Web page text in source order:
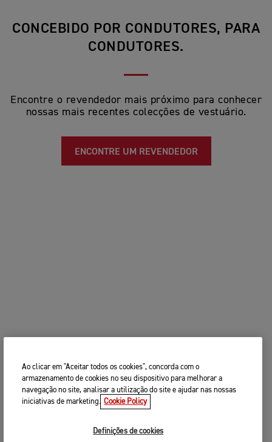
CONCEBIDO POR CONDUTORES, PARA
CONDUTORES.
Encontre o revendedor mais próximo para conhecer
nossas mais recentes colecções de vestuário.
ENCONTRE UM REVENDEDOR
Ao clicar em "Aceitar todos os cookies", concorda com o
armazenamento de cookies no seu dispositivo para melhorar a
navegação no site, analisar a utilização do site e ajudar nas nossas
iniciativas de marketing. Cookie Policy
Definições de cookies